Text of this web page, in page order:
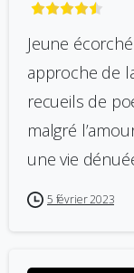
Jeune
approche de
recueils de
malgré
une vie
5 février 2023